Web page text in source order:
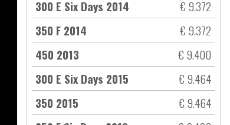
300 E Six Days 2014
€ 9.372
350 F 2014
€ 9.372
450 2013
€ 9.400
300 E Six Days 2015
€ 9.464
350 2015
€ 9.464